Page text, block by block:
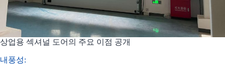
상업용 섹셔널 도어의 주요 이점 공개
내풍성: